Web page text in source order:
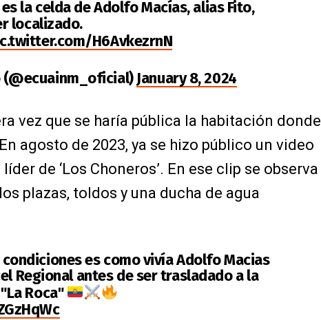
la celda de Adolfo Macías, alias Fito,
localizado.
H6AvkezrnN
January 8, 2024
vez que se haría pública la habitación donde
agosto de 2023, ya se hizo público un video
de ‘Los Choneros’. En ese clip se observa
plazas, toldos y una ducha de agua
es como vivía Adolfo Macias
Regional antes de ser trasladado a la
Roca"